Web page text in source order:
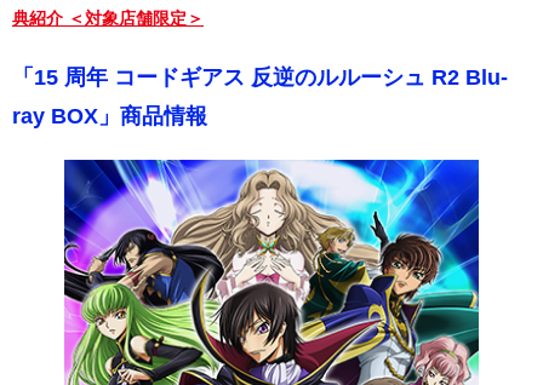
典紹介 ＜対象店舗限定＞
「15 周年 コードギアス 反逆のルルーシュ R2 Blu-
ray BOX」商品情報